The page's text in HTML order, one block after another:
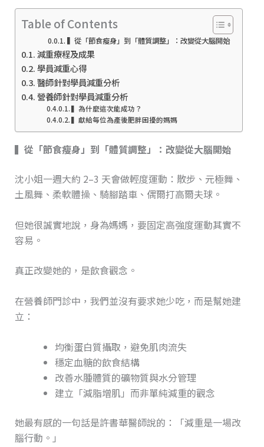
Table of Contents
▍從「節食瘦身」到「體質調整」：改變從大腦開始
減重療程及成果
學員減重心得
醫師針對學員減重分析
營養師針對學員減重分析
▍為什麼這次能成功？
▍獻給每位為產後肥胖困擾的媽媽
▍ 從「節食瘦身」到「體質調整」：改變從大腦開始
沈小姐一週大約 2–3 天會做輕度運動：散步、元極舞、
土風舞、柔軟體操、騎腳踏車、偶爾打高爾夫球。
但她很誠實地說，身為媽媽，要固定高強度運動其實不
容易。
真正改變她的，是飲食觀念。
在營養師門診中，我們並沒有要求她少吃，而是幫她建
立：
均衡蛋白質攝取，避免肌肉流失
穩定血糖的飲食結構
改善水腫體質的礦物質與水分管理
建立「減脂增肌」而非單純減重的觀念
她最有感的一句話是許書華醫師說的：「減重是一場改
腦行動。」